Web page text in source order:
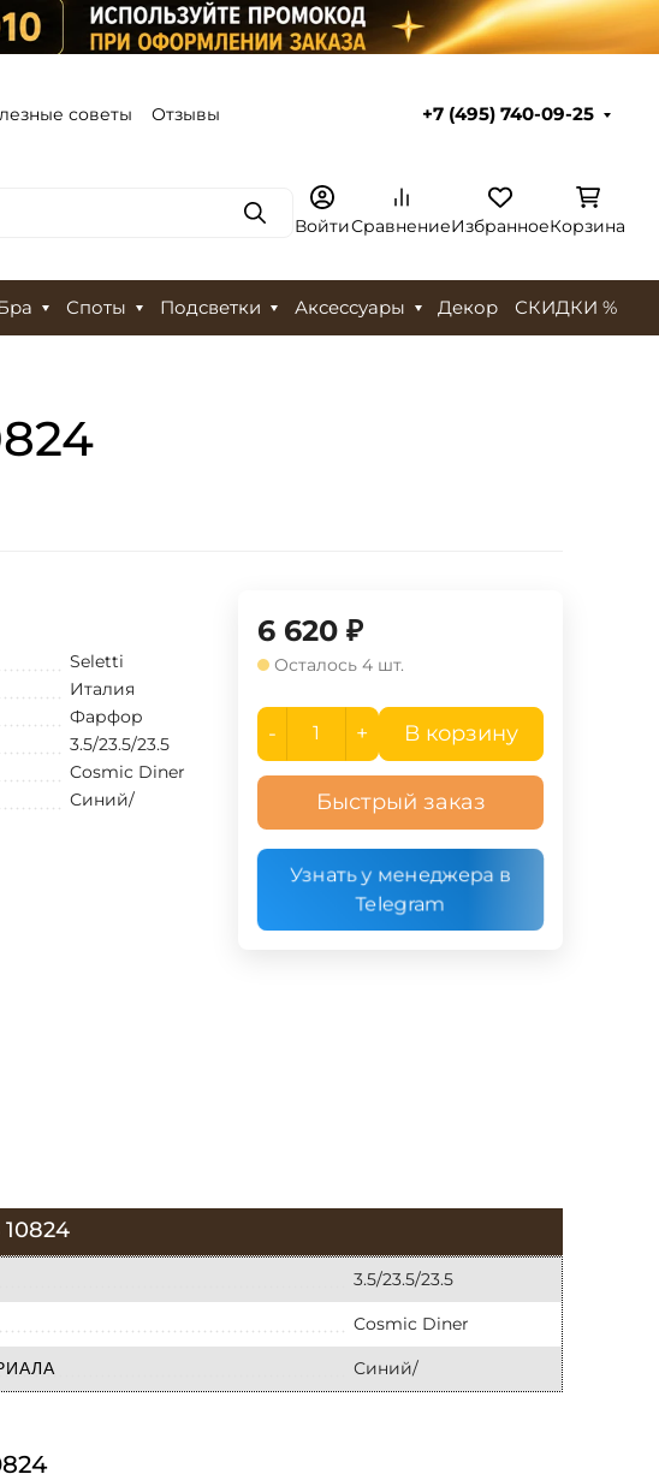
советы Отзывы +7 (495) 740-09-25
ПоискВойтиСравнениеИзбранноеКорзина
Споты Подсветки Аксессуары Декор СКИДКИ %
Seletti
Италия
Фарфор
3.5/23.5/23.5
Cosmic Diner
Синий/
6 620 ₽
Осталось 4 шт.
- + В корзину
Быстрый заказ
Узнать у менеджера в
Telegram
3.5/23.5/23.5
Cosmic Diner
Синий/